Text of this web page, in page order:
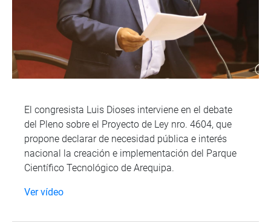
El congresista Luis Dioses interviene en el debate
del Pleno sobre el Proyecto de Ley nro. 4604, que
propone declarar de necesidad pública e interés
nacional la creación e implementación del Parque
Científico Tecnológico de Arequipa.
Ver vídeo